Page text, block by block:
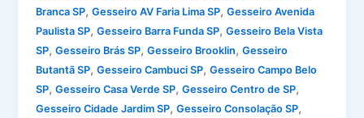
Branca SP,Gesseiro AV Faria Lima SP,Gesseiro Avenida
Paulista SP,Gesseiro Barra Funda SP,Gesseiro Bela Vista
SP,Gesseiro Brás SP,Gesseiro Brooklin,Gesseiro
Butantã SP,Gesseiro Cambuci SP,Gesseiro Campo Belo
SP,Gesseiro Casa Verde SP,Gesseiro Centro de SP,
Gesseiro Cidade Jardim SP,Gesseiro Consolação SP,